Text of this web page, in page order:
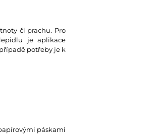
či prachu. Pro
je aplikace
potřeby je k
páskami